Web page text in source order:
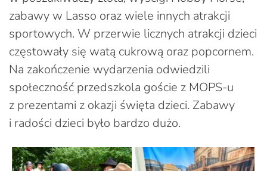
zabawy w Lasso oraz wiele innych atrakcji
sportowych. W przerwie licznych atrakcji dzieci
częstowały się watą cukrową oraz popcornem.
Na zakończenie wydarzenia odwiedzili
społeczność przedszkola goście z MOPS-u
z prezentami z okazji święta dzieci. Zabawy
i radości dzieci było bardzo dużo.